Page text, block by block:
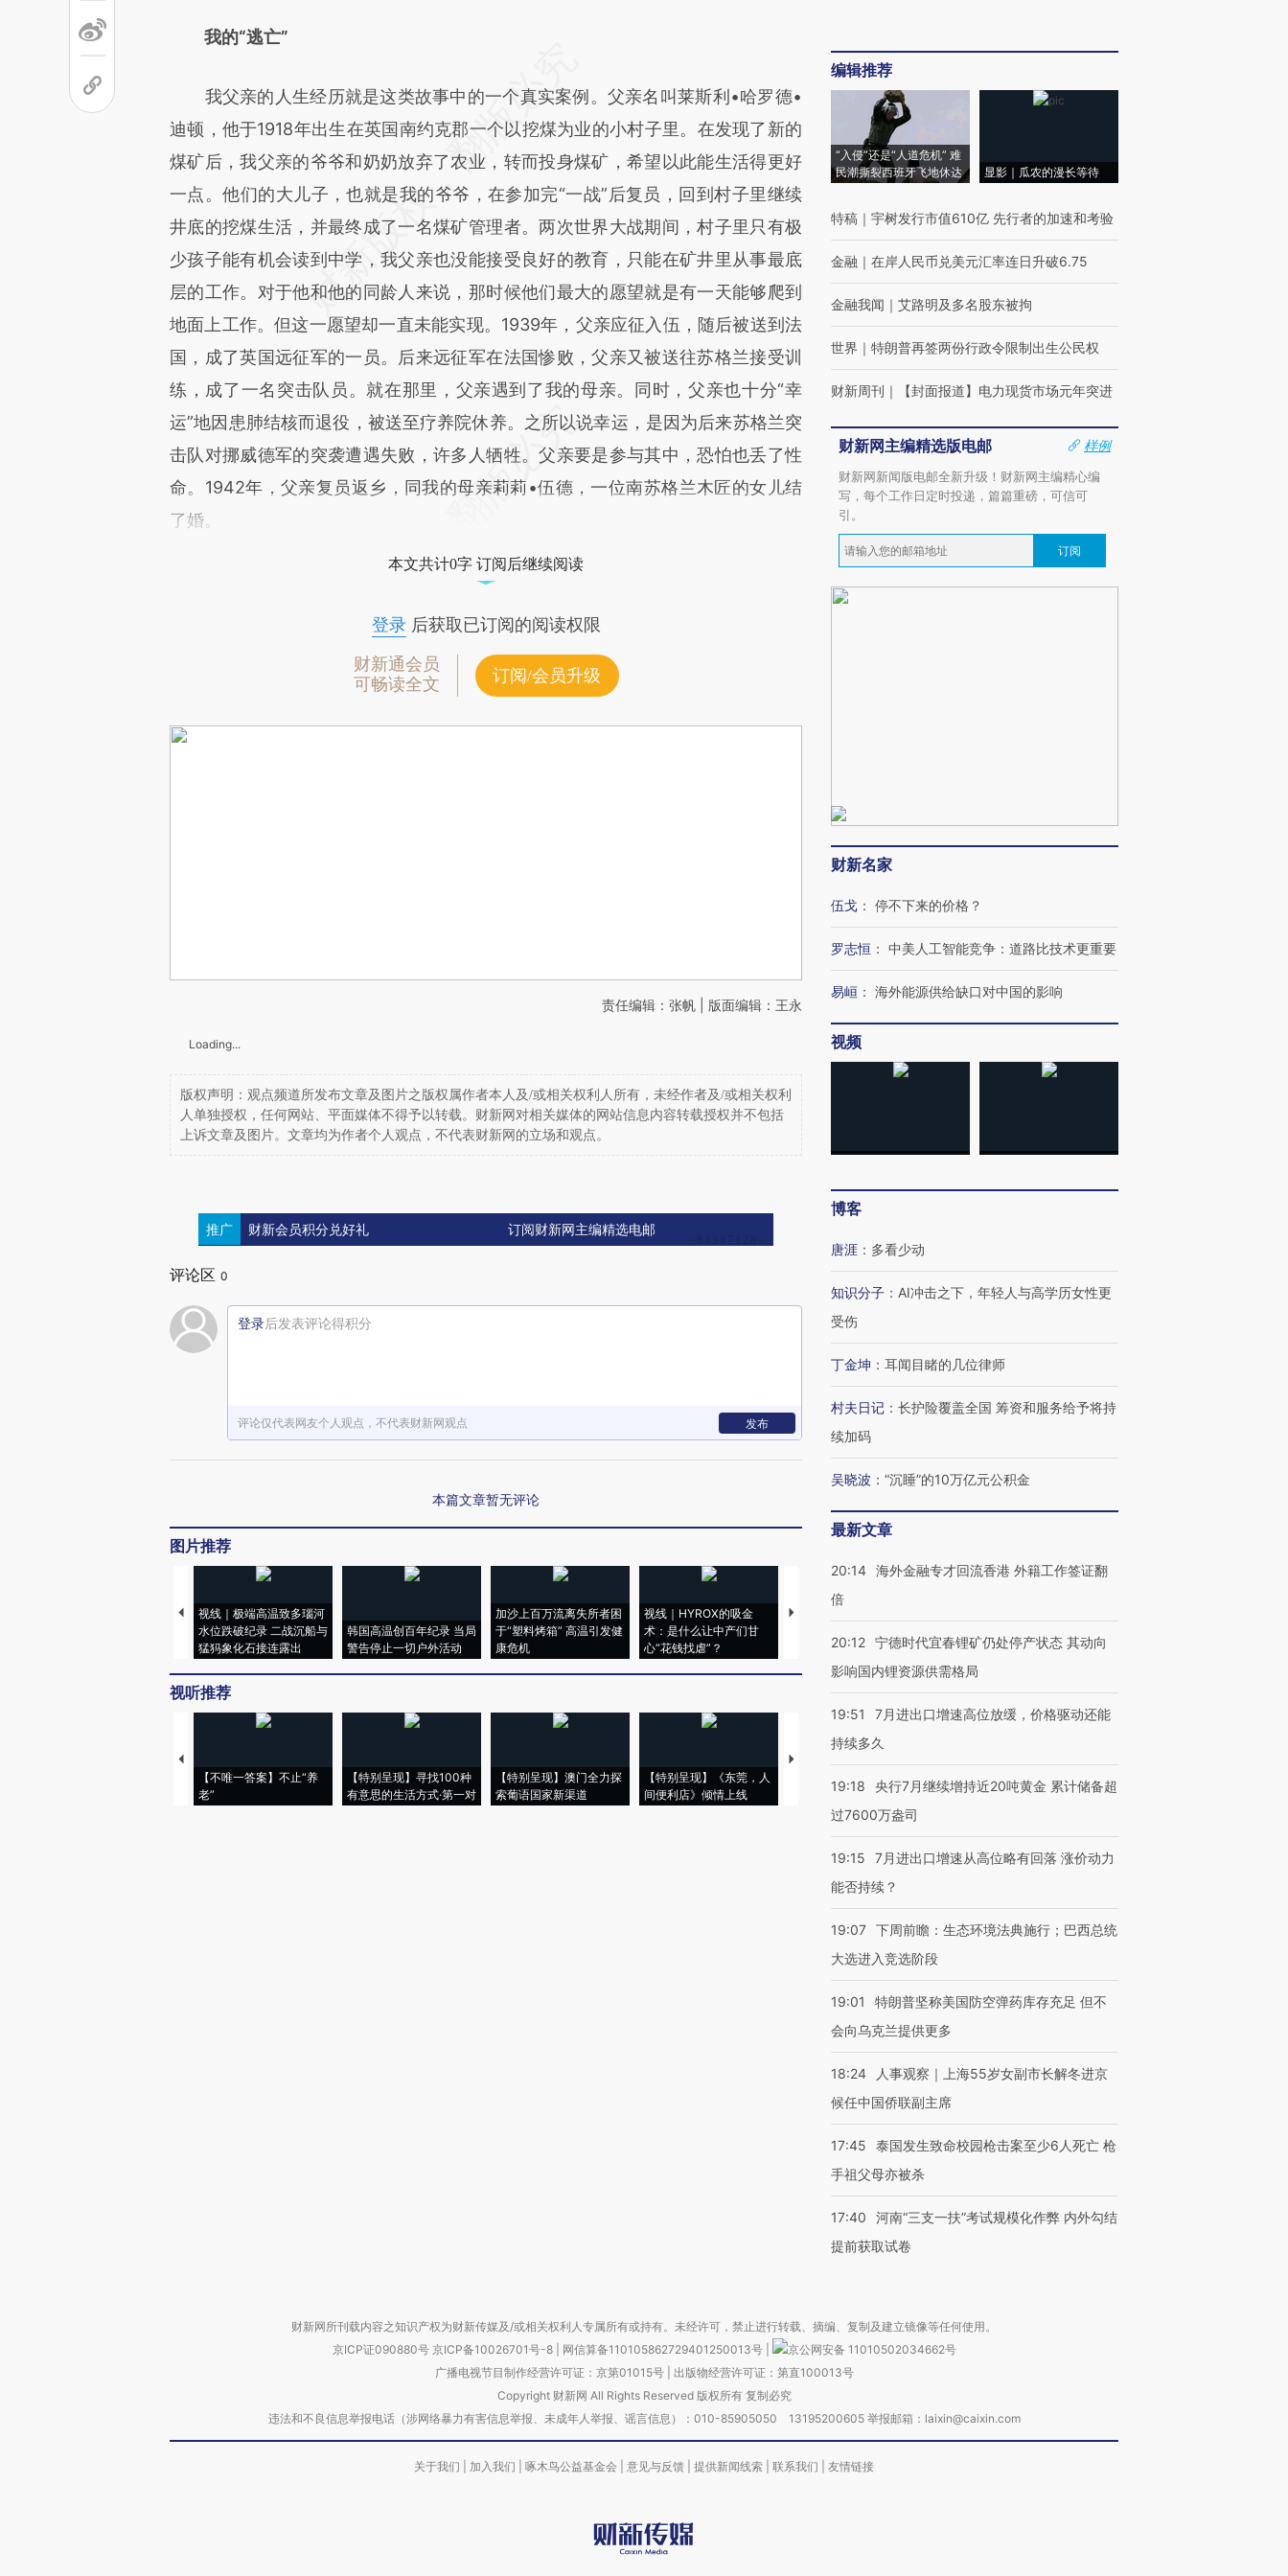
我的“逃亡”
我父亲的人生经历就是这类故事中的一个真实案例。父亲名叫莱斯利•哈罗德•
迪顿，他于1918年出生在英国南约克郡一个以挖煤为业的小村子里。在发现了新的
煤矿后，我父亲的爷爷和奶奶放弃了农业，转而投身煤矿，希望以此能生活得更好
一点。他们的大儿子，也就是我的爷爷，在参加完“一战”后复员，回到村子里继续
井底的挖煤生活，并最终成了一名煤矿管理者。两次世界大战期间，村子里只有极
少孩子能有机会读到中学，我父亲也没能接受良好的教育，只能在矿井里从事最底
层的工作。对于他和他的同龄人来说，那时候他们最大的愿望就是有一天能够爬到
地面上工作。但这一愿望却一直未能实现。1939年，父亲应征入伍，随后被送到法
国，成了英国远征军的一员。后来远征军在法国惨败，父亲又被送往苏格兰接受训
练，成了一名突击队员。就在那里，父亲遇到了我的母亲。同时，父亲也十分“幸
运”地因患肺结核而退役，被送至疗养院休养。之所以说幸运，是因为后来苏格兰突
击队对挪威德军的突袭遭遇失败，许多人牺牲。父亲要是参与其中，恐怕也丢了性
命。1942年，父亲复员返乡，同我的母亲莉莉•伍德，一位南苏格兰木匠的女儿结
了婚。
本文共计0字 订阅后继续阅读
登录后获取已订阅的阅读权限
财新通会员
可畅读全文
订阅/会员升级
责任编辑：张帆 | 版面编辑：王永
Loading...
版权声明：观点频道所发布文章及图片之版权属作者本人及/或相关权利人所有，未经作者及/或相关权利
人单独授权，任何网站、平面媒体不得予以转载。财新网对相关媒体的网站信息内容转载授权并不包括
上诉文章及图片。文章均为作者个人观点，不代表财新网的立场和观点。
推广 财新会员积分兑好礼 订阅财新网主编精选电邮
评论区 0
登录后发表评论得积分
评论仅代表网友个人观点，不代表财新网观点 发布
本篇文章暂无评论
图片推荐
视线｜极端高温致多瑙河
水位跌破纪录 二战沉船与
猛犸象化石接连露出
韩国高温创百年纪录 当局
警告停止一切户外活动
加沙上百万流离失所者困
于“塑料烤箱” 高温引发健
康危机
视线｜HYROX的吸金
术：是什么让中产们甘
心“花钱找虐”？
马航飞行员跨国走私7万
育部长拱下台
飞地休达
视听推荐
【不唯一答案】不止“养
老”
【特别呈现】寻找100种
有意思的生活方式·第一对
【特别呈现】澳门全力探
索葡语国家新渠道
【特别呈现】《东莞，人
间便利店》倾情上线
【推广】走进第四届链博
会，让数智科技“链”接产
【特别呈现】寻找100种
有意思的生活方式·第三对
CFO：不靠规模取胜，华
住三大增长引擎是什么？
编辑推荐
“入侵”还是“人道危机” 难
民潮撕裂西班牙飞地休达
显影｜瓜农的漫长等待
特稿 ｜ 宇树发行市值610亿 先行者的加速和考验
金融 ｜ 在岸人民币兑美元汇率连日升破6.75
金融我闻 ｜ 艾路明及多名股东被拘
世界 ｜ 特朗普再签两份行政令限制出生公民权
财新周刊 ｜ 【封面报道】电力现货市场元年突进
财新网主编精选版电邮
样例
财新网新闻版电邮全新升级！财新网主编精心编
写，每个工作日定时投递，篇篇重磅，可信可
引。
订阅
财新名家
伍戈 ： 停不下来的价格？
罗志恒 ： 中美人工智能竞争：道路比技术更重要
易峘 ： 海外能源供给缺口对中国的影响
视频
博客
唐涯 ： 多看少动
知识分子 ： AI冲击之下，年轻人与高学历女性更
受伤
丁金坤 ： 耳闻目睹的几位律师
村夫日记 ： 长护险覆盖全国 筹资和服务给予将持
续加码
吴晓波 ： “沉睡”的10万亿元公积金
最新文章
20:14 海外金融专才回流香港 外籍工作签证翻
倍
20:12 宁德时代宜春锂矿仍处停产状态 其动向
影响国内锂资源供需格局
19:51
7月进出口增速高位放缓，价格驱动还能
持续多久
19:18
央行7月继续增持近20吨黄金 累计储备超
过7600万盎司
19:15
7月进出口增速从高位略有回落 涨价动力
能否持续？
19:07 下周前瞻：生态环境法典施行；巴西总统
大选进入竞选阶段
19:01
特朗普坚称美国防空弹药库存充足 但不
会向乌克兰提供更多
18:24
人事观察｜上海55岁女副市长解冬进京
候任中国侨联副主席
17:45
泰国发生致命校园枪击案至少6人死亡 枪
手祖父母亦被杀
17:40
河南“三支一扶”考试规模化作弊 内外勾结
提前获取试卷
财新网所刊载内容之知识产权为财新传媒及/或相关权利人专属所有或持有。未经许可，禁止进行转载、摘编、复制及建立镜像等任何使用。
京ICP证090880号 京ICP备10026701号-8 网信算备110105862729401250013号
京公网安备 11010502034662号
广播电视节目制作经营许可证：京第01015号| 出版物经营许可证：第直100013号
Copyright 财新网 All Rights Reserved 版权所有 复制必究
违法和不良信息举报电话（涉网络暴力有害信息举报、未成年人举报、谣言信息）：010-85905050 13195200605 举报邮箱：laixin@caixin.com
关于我们 加入我们 啄木鸟公益基金会 意见与反馈 提供新闻线索 联系我们 友情链接